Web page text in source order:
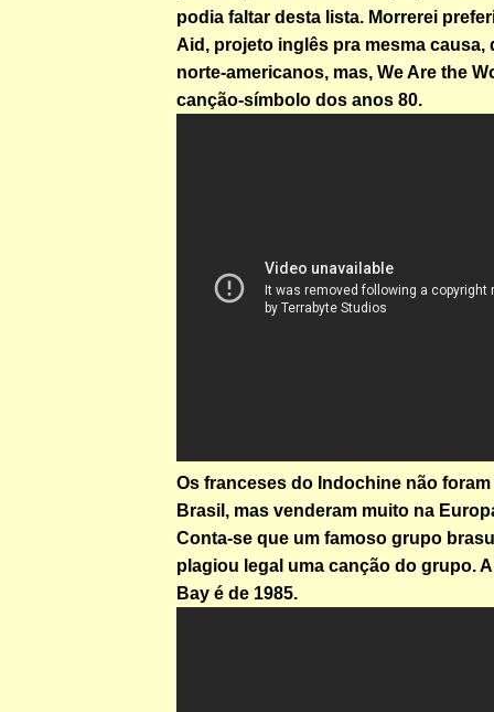
podia faltar desta lista. Morrerei
Aid, projeto inglês pra mesma causa,
norte-americanos, mas, We Are the
canção-símbolo dos anos 80.
Os franceses do Indochine não
Brasil, mas venderam muito na
Conta-se que um famoso grupo
plagiou legal uma canção do grupo.
Bay é de 1985.